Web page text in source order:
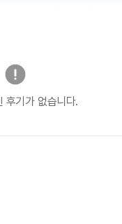
후기가 없습니다.